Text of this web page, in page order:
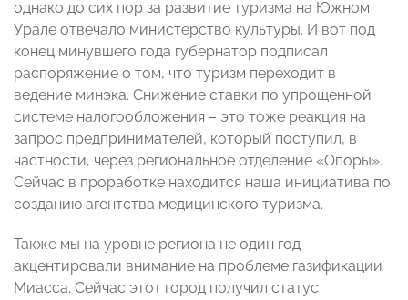
однако до сих пор за развитие туризма на Южном
Урале отвечало министерство культуры. И вот под
конец минувшего года губернатор подписал
распоряжение о том, что туризм переходит в
ведение минэка. Снижение ставки по упрощенной
системе налогообложения – это тоже реакция на
запрос предпринимателей, который поступил, в
частности, через региональное отделение «Опоры».
Сейчас в проработке находится наша инициатива по
созданию агентства медицинского туризма.
Также мы на уровне региона не один год
акцентировали внимание на проблеме газификации
Миасса. Сейчас этот город получил статус